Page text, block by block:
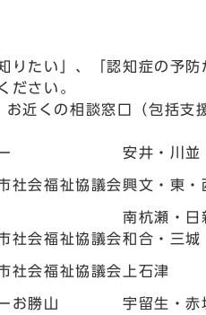
たい」、「認知症の予
ださい。
お近くの相談窓口（包括支
安井・川並
社会福祉協議会興文・東・
南杭瀬・日
社会福祉協議会和合・三城
社会福祉協議会 上石津
お勝山 宇留生・赤